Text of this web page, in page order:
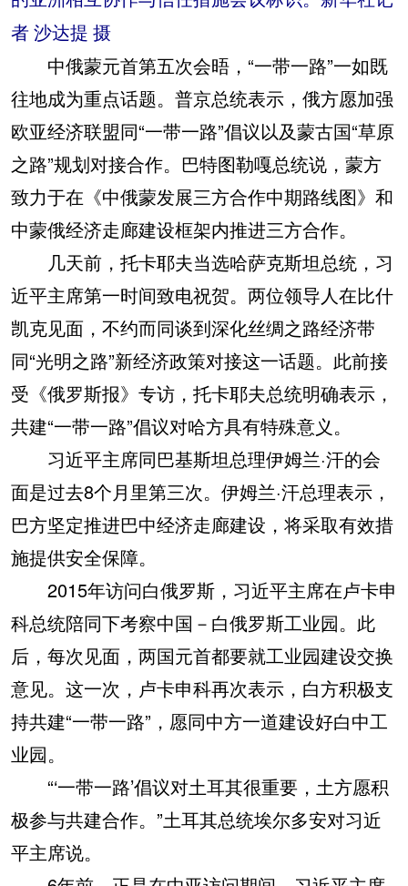
者 沙达提 摄
中俄蒙元首第五次会晤，“一带一路”一如既
往地成为重点话题。普京总统表示，俄方愿加强
欧亚经济联盟同“一带一路”倡议以及蒙古国“草原
之路”规划对接合作。巴特图勒嘎总统说，蒙方
致力于在《中俄蒙发展三方合作中期路线图》和
中蒙俄经济走廊建设框架内推进三方合作。
几天前，托卡耶夫当选哈萨克斯坦总统，习
近平主席第一时间致电祝贺。两位领导人在比什
凯克见面，不约而同谈到深化丝绸之路经济带
同“光明之路”新经济政策对接这一话题。此前接
受《俄罗斯报》专访，托卡耶夫总统明确表示，
共建“一带一路”倡议对哈方具有特殊意义。
习近平主席同巴基斯坦总理伊姆兰·汗的会
面是过去8个月里第三次。伊姆兰·汗总理表示，
巴方坚定推进巴中经济走廊建设，将采取有效措
施提供安全保障。
2015年访问白俄罗斯，习近平主席在卢卡申
科总统陪同下考察中国－白俄罗斯工业园。此
后，每次见面，两国元首都要就工业园建设交换
意见。这一次，卢卡申科再次表示，白方积极支
持共建“一带一路”，愿同中方一道建设好白中工
业园。
“‘一带一路’倡议对土耳其很重要，土方愿积
极参与共建合作。”土耳其总统埃尔多安对习近
平主席说。